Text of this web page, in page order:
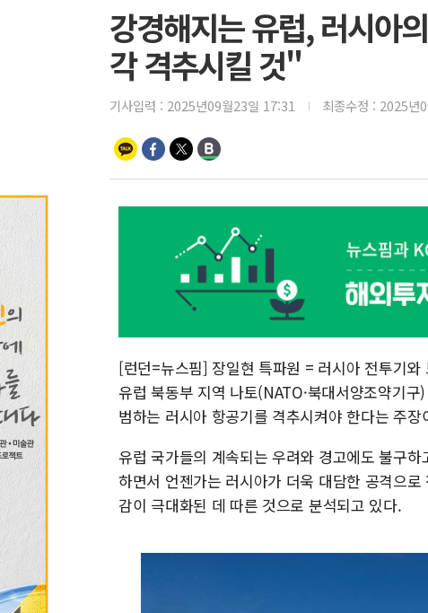
강경해지는 유럽, 러시아
각 격추시킬 것"
기사입력 : 2025년09월23일 17:31 최종수정 : 2025년
[런던=뉴스핌] 장일현 특파원 = 러시아 전투기
유럽 북동부 지역 나토(NATO·북대서양조약기
범하는 러시아 항공기를 격추시켜야 한다는 주
유럽 국가들의 계속되는 우려와 경고에도 불구
하면서 언젠가는 러시아가 더욱 대담한 공격으
감이 극대화된 데 따른 것으로 분석되고 있다.